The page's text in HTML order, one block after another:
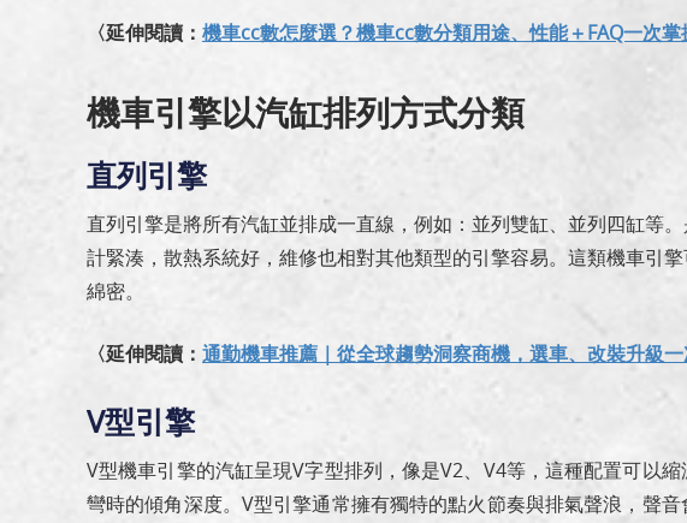
〈延伸閱讀： 機車cc數怎麼選？機車cc數分類用途、性能＋FAQ一次掌
機車引擎以汽缸排列方式分類
直列引擎
直列引擎是將所有汽缸並排成一直線，例如：並列雙缸、並列四缸等
計緊湊，散熱系統好，維修也相對其他類型的引擎容易。這類機車引
綿密。
〈延伸閱讀： 通勤機車推薦｜從全球趨勢洞察商機，選車、改裝升級
V型引擎
V型機車引擎的汽缸呈現V字型排列，像是V2、V4等，這種配置可以
彎時的傾角深度。V型引擎通常擁有獨特的點火節奏與排氣聲浪，聲